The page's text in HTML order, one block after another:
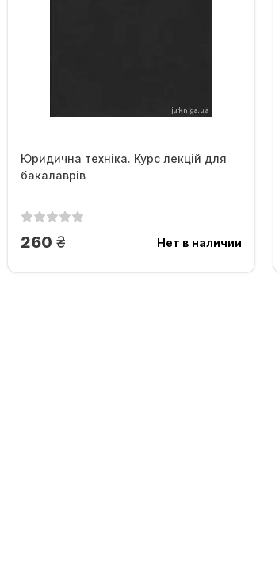
Юридична техніка. Курс лекцій для
бакалаврів
260 грн. Нет в наличии